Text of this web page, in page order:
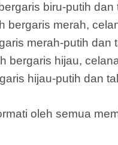
biru-putih
merah,
merah-putih dan
bergaris hijau,
hijau-putih dan
oleh semua